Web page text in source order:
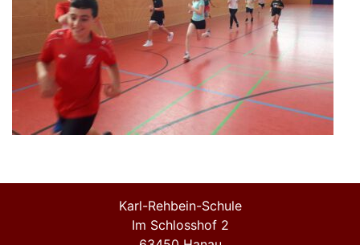
Karl-Rehbein-Schule
Im Schlosshof 2